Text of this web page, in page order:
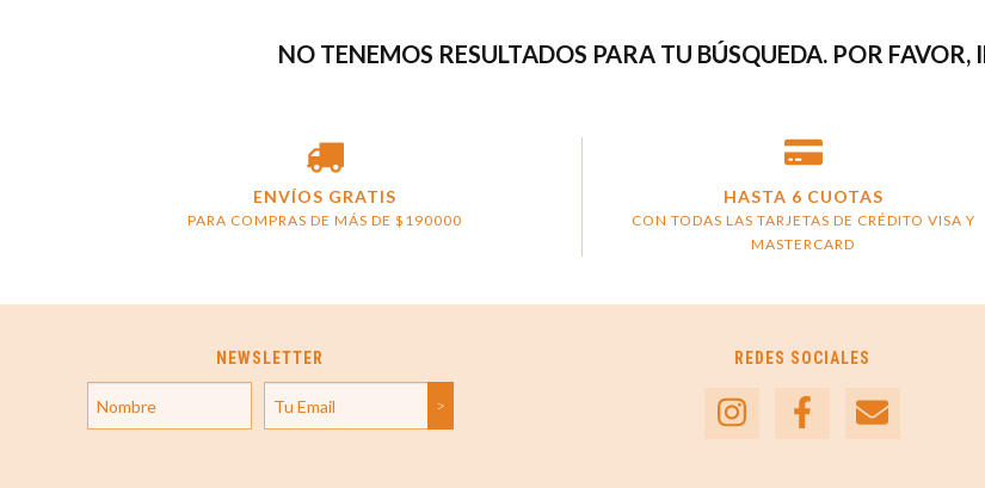
NO TENEMOS RESULTADOS PARA TU BÚSQUEDA. POR
ENVÍOS GRATIS
PARA COMPRAS DE MÁS DE $190000
HASTA 6 CUOTAS
CON TODAS LAS TARJETAS DE CRÉDITO VISA Y
MASTERCARD
NEWSLETTER REDES SOCIALES